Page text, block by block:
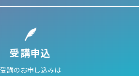
受講申込
受講のお申し込みは